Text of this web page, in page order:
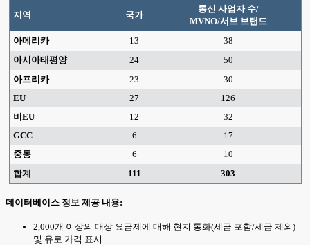
지역 국가
통신 사업자 수/
MVNO/서브 브랜드
아메리카
13
38
아시아태평양
24
50
아프리카
23
30
EU
27
126
비EU
12
32
GCC
6
17
중동
6
10
합계
111 303
데이터베이스 정보 제공 내용:
2,000개 이상의 대상 요금제에 대해 현지 통화(세금 포함/세금 제외)
및 유로 가격 표시